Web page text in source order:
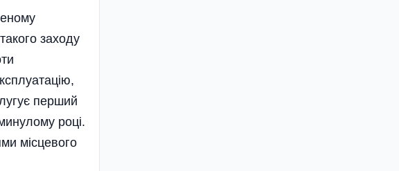
заходу
перший
році.
місцевого